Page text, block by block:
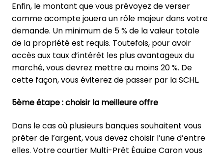
Enfin, le montant que vous prévoyez de verser
comme acompte jouera un rôle majeur dans votre
demande. Un minimum de 5 % de la valeur totale
de la propriété est requis. Toutefois, pour avoir
accès aux taux d’intérêt les plus avantageux du
marché, vous devrez mettre au moins 20 %. De
cette façon, vous éviterez de passer par la SCHL.
5ème étape : choisir la meilleure offre
Dans le cas où plusieurs banques souhaitent vous
prêter de l’argent, vous devez choisir l’une d’entre
elles. Votre courtier Multi-Prêt Équipe Caron vous